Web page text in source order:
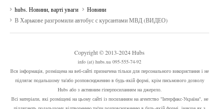
hubs. Новини, варті уваги
Новини
В Харькове разгромили автобус с курсантами МВД (ВИДЕО)
Copyright © 2013-2024 Hubs
info (at) hubs.ua 095-555-74-92
Вся інформація, розміщена на веб-сайті призначена тільки для персонального використання і не
підлягає подальшому та/або розповсюдженню в будь-якій формі, крім письмового дозволу
Hubs або з активним гіперпосиланням на джерело.
Всі матеріали, які розміщені на цьому сайті із посиланням на агентство "Інтерфакс-Україна", не